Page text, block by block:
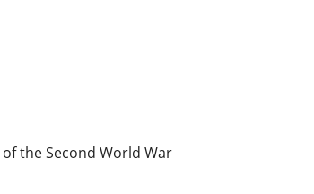
the Second World War